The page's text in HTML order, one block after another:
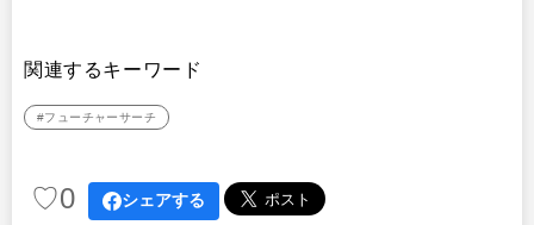
関連するキーワード
#フューチャーサーチ
♡0 シェアする